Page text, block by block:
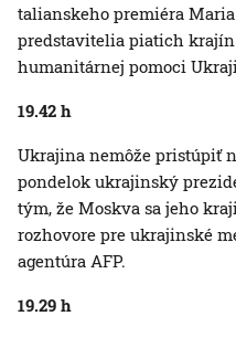
talianskeho premiéra
predstavitelia piatich
humanitárnej pomoci
19.42 h
Ukrajina nemôže pristúpiť
pondelok ukrajinský
tým, že Moskva sa jeho
rozhovore pre ukrajinské
agentúra AFP.
19.29 h